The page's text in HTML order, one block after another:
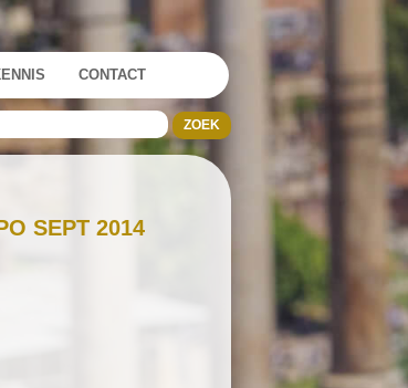
CONTACT
SEPT 2014